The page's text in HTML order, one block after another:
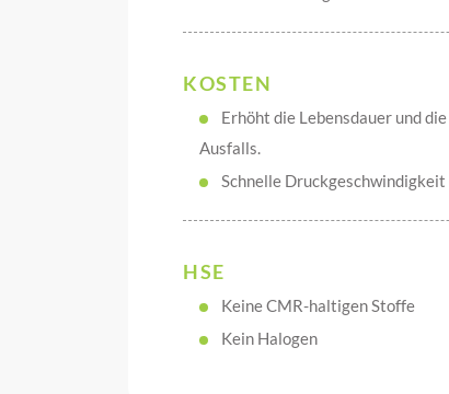
KOSTEN
Erhöht die Lebensdauer und
Ausfalls.
Schnelle Druckgeschwindigkeit
HSE
Keine CMR-haltigen Stoffe
Kein Halogen